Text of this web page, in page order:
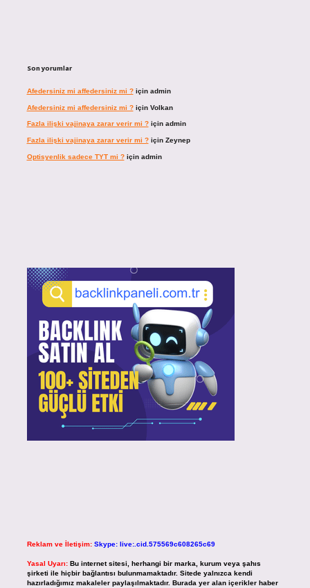
Son yorumlar
Afedersiniz mi affedersiniz mi ?için admin
Afedersiniz mi affedersiniz mi ?için Volkan
Fazla ilişki vajinaya zarar verir mi ?için admin
Fazla ilişki vajinaya zarar verir mi ?için Zeynep
Optisyenlik sadece TYT mi ?için admin
Reklam ve İletişim: Skype: live:.cid.575569c608265c69
Yasal Uyarı: Bu internet sitesi, herhangi bir marka, kurum veya şahıs
şirketi ile hiçbir bağlantısı bulunmamaktadır. Sitede yalnızca kendi
hazırladığımız makaleler paylaşılmaktadır. Burada yer alan içerikler haber